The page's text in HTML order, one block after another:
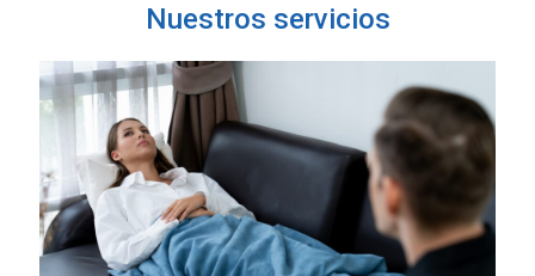
Nuestros servicios